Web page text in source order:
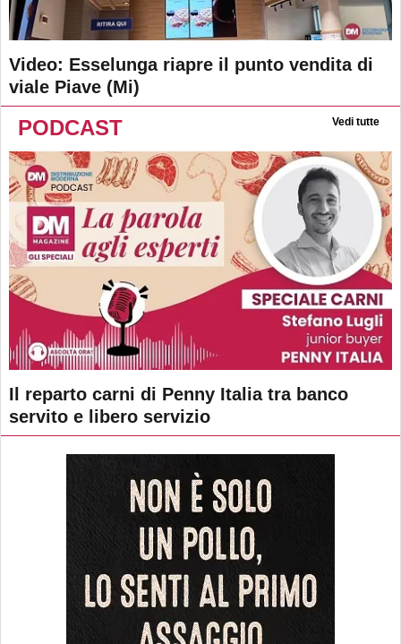
Video: Esselunga riapre il punto vendita di
viale Piave (Mi)
PODCAST Vedi tutte
Il reparto carni di Penny Italia tra banco
servito e libero servizio